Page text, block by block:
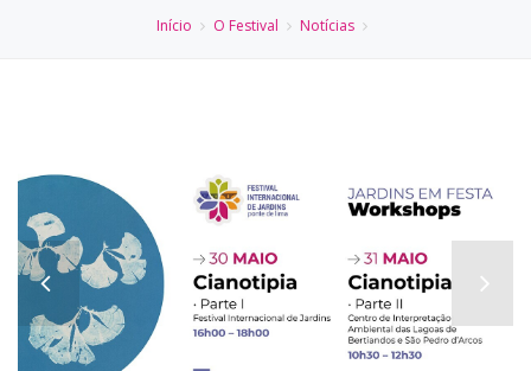
Início O Festival Notícias
Anterior